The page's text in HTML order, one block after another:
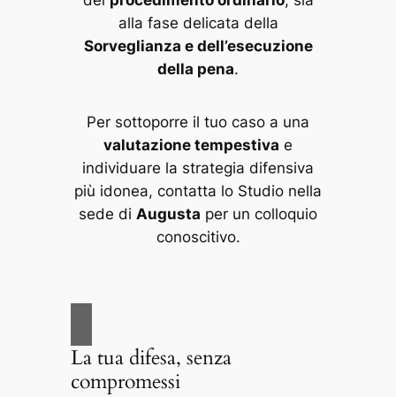
alla fase delicata della
Sorveglianza e dell’esecuzione
della pena.
Per sottoporre il tuo caso a una
valutazione tempestiva e
individuare la strategia difensiva
più idonea, contatta lo Studio nella
sede di Augusta per un colloquio
conoscitivo.
La tua difesa, senza
compromessi